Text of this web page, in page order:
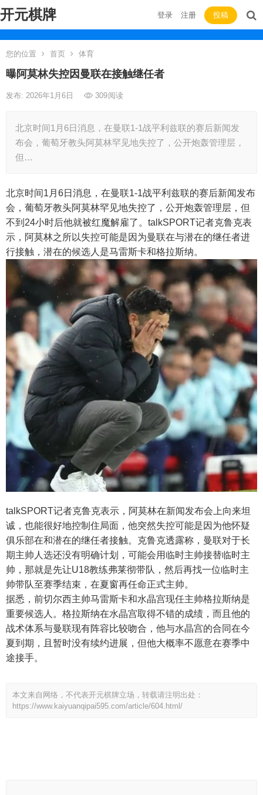
开元棋牌 登录 注册 投稿
您的位置 首页 体育
曝阿莫林失控因曼联在接触继任者
发布: 2026年1月6日 309阅读
北京时间1月6日消息，在曼联1-1战平利兹联的赛后新闻发
布会，葡萄牙教头阿莫林罕见地失控了，公开炮轰管理层，
但…
北京时间1月6日消息，在曼联1-1战平利兹联的赛后新闻发布
会，葡萄牙教头阿莫林罕见地失控了，公开炮轰管理层，但
不到24小时后他就被红魔解雇了。talkSPORT记者克鲁克表
示，阿莫林之所以失控可能是因为曼联在与潜在的继任者进
行接触，潜在的候选人是马雷斯卡和格拉斯纳。
talkSPORT记者克鲁克表示，阿莫林在新闻发布会上向来坦
诚，也能很好地控制住局面，他突然失控可能是因为他怀疑
俱乐部在和潜在的继任者接触。克鲁克透露称，曼联对于长
期主帅人选还没有明确计划，可能会用临时主帅接替临时主
帅，那就是先让U18教练弗莱彻带队，然后再找一位临时主
帅带队至赛季结束，在夏窗再任命正式主帅。
据悉，前切尔西主帅马雷斯卡和水晶宫现任主帅格拉斯纳是
重要候选人。格拉斯纳在水晶宫取得不错的成绩，而且他的
战术体系与曼联现有阵容比较吻合，他与水晶宫的合同在今
夏到期，且暂时没有续约进展，但他大概率不愿意在赛季中
途接手。
本文来自网络，不代表开元棋牌立场，转载请注明出处：
https://www.kaiyuanqipai595.com/article/604.html/